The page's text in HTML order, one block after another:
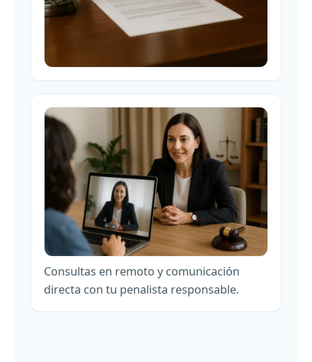
Consultas en remoto y comunicación
directa con tu penalista responsable.